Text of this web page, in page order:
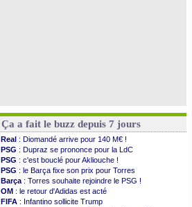
Ça a fait le buzz depuis 7 jours
Real : Diomandé arrive pour 140 M€ !
PSG : Dupraz se prononce pour la LdC
PSG : c'est bouclé pour Akliouche !
PSG : le Barça fixe son prix pour Torres
Barça : Torres souhaite rejoindre le PSG !
OM : le retour d'Adidas est acté
FIFA : Infantino sollicite Trump